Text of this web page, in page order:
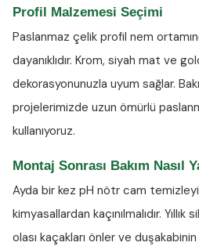
Profil Malzemesi Seçimi
Paslanmaz çelik profil nem
dayanıklıdır. Krom, siyah mat ve
dekorasyonunuzla uyum sağlar.
projelerimizde uzun ömürlü
kullanıyoruz.
Montaj Sonrası Bakım Nasıl
Ayda bir kez pH nötr cam
kimyasallardan kaçınılmalıdır.
olası kaçakları önler ve